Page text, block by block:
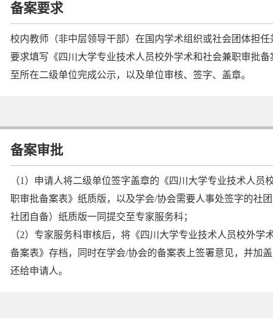
备案要求
校内教师（非中层领导干部）在国内学术组织或社会团体担
要求填写《四川大学专业技术人员校外学术和社会兼职审批备
至所在二级单位完成公示，以及单位审核、签字、盖章。
备案审批
（1）申请人将二级单位签字盖章的《四川大学专业技术人员
职审批备案表》纸质版，以及学会/协会需要人事处签字的社
社团自备）纸质版一同提交至专家服务科；
（2）专家服务科审核后，将《四川大学专业技术人员校外学
备案表》存档，同时在学会/协会的备案表上签署意见，并加
还给申请人。